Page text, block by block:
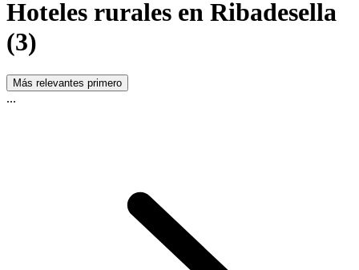
Hoteles rurales en Ribadesella
(3)
Más relevantes primero
...